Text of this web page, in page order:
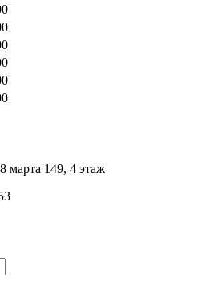
марта 149, 4 этаж